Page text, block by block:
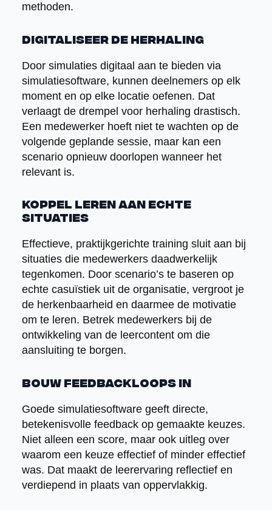
methoden.
Digitaliseer de herhaling
Door simulaties digitaal aan te bieden via
simulatiesoftware, kunnen deelnemers op elk
moment en op elke locatie oefenen. Dat
verlaagt de drempel voor herhaling drastisch.
Een medewerker hoeft niet te wachten op de
volgende geplande sessie, maar kan een
scenario opnieuw doorlopen wanneer het
relevant is.
Koppel leren aan echte
situaties
Effectieve, praktijkgerichte training sluit aan bij
situaties die medewerkers daadwerkelijk
tegenkomen. Door scenario’s te baseren op
echte casuïstiek uit de organisatie, vergroot je
de herkenbaarheid en daarmee de motivatie
om te leren. Betrek medewerkers bij de
ontwikkeling van de leercontent om die
aansluiting te borgen.
Bouw feedbackloops in
Goede simulatiesoftware geeft directe,
betekenisvolle feedback op gemaakte keuzes.
Niet alleen een score, maar ook uitleg over
waarom een keuze effectief of minder effectief
was. Dat maakt de leerervaring reflectief en
verdiepend in plaats van oppervlakkig.